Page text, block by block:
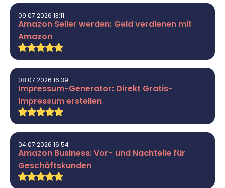
09.07.2026 13:11
Amazon Seller werden: Geld verdienen mit
Amazon
08.07.2026 16:39
Impressum-Generator: Direkt Gratis-
Impressum erstellen
04.07.2026 16:54
Amazon Business: Vor- und Nachteile für
Geschäftskunden